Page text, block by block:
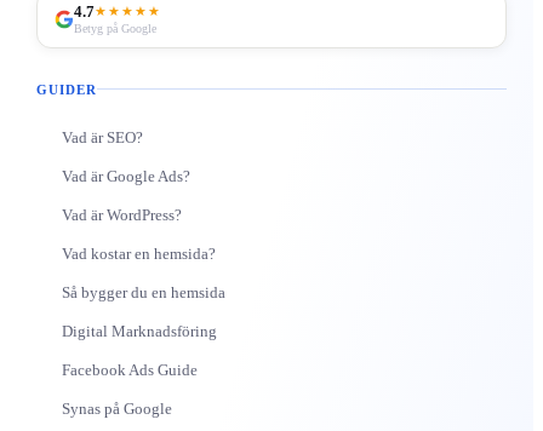
4.7★★★★★
Betyg på Google
GUIDER
Vad är SEO?
Vad är Google Ads?
Vad är WordPress?
Vad kostar en hemsida?
Så bygger du en hemsida
Digital Marknadsföring
Facebook Ads Guide
Synas på Google